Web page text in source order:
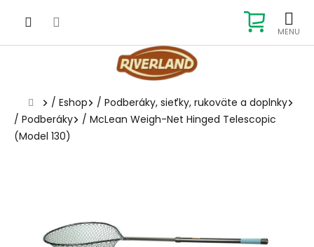
KOŠÍK
Domov
/ Eshop / Podberáky, sieťky, rukoväte a doplnky
/ Podberáky / McLean Weigh-Net Hinged Telescopic
(Model 130)